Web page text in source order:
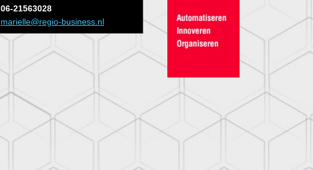
06-21563028
marielle@regio-business.nl